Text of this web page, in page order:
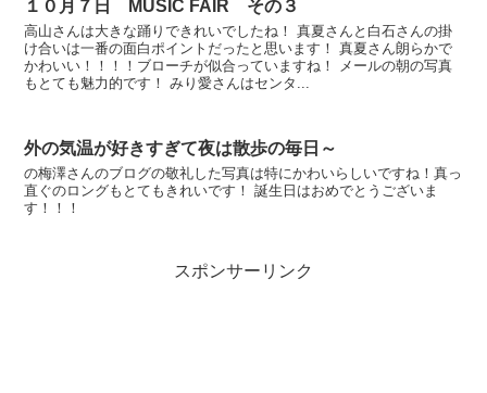
１０月７日 MUSIC FAIR その３
高山さんは大きな踊りできれいでしたね！ 真夏さんと白石さんの掛
け合いは一番の面白ポイントだったと思います！ 真夏さん朗らかで
かわいい！！！！ブローチが似合っていますね！ メールの朝の写真
もとても魅力的です！ みり愛さんはセンタ...
外の気温が好きすぎて夜は散歩の毎日～
の梅澤さんのブログの敬礼した写真は特にかわいらしいですね！真っ
直ぐのロングもとてもきれいです！ 誕生日はおめでとうございま
す！！！
スポンサーリンク